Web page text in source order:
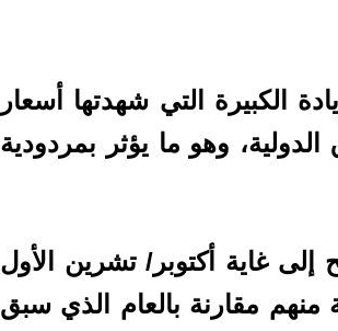
الكبيرة التي شهدتها أسعار
وهو ما يؤثر بمردودية
غاية أكتوبر/ تشرين الأول
80 في المائة منهم مقارنة بالعام الذي سبق